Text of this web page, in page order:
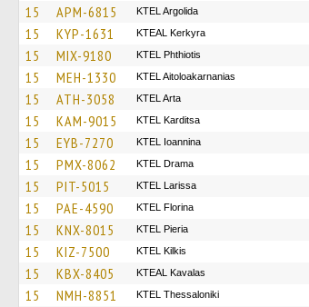
15 APM-6815 KTEL Argolida
15 KYP-1631 KTEAL Kerkyra
15 MIX-9180 ΚΤΕL Phthiotis
15 MEH-1330 KTEL Aitoloakarnanias
15 ATH-3058 KTEL Arta
15 KAM-9015 ΚΤΕL Karditsa
15 EYB-7270 KTEL Ioannina
15 PMX-8062 KTEL Drama
15 PIT-5015 KTEL Larissa
15 PAE-4590 KTEL Florina
15 KNX-8015 KTEL Pieria
15 KIZ-7500 KTEL Kilkis
15 KBX-8405 KTEAL Kavalas
15 NMH-8851 KTEL Thessaloniki